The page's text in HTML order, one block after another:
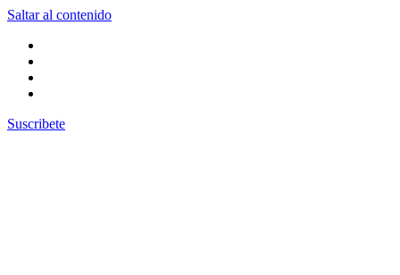
Saltar al contenido
Suscribete